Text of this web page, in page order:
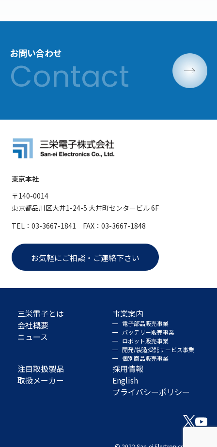
お問い合わせ
東京本社
〒140-0014
東京都品川区大井1-24-5 大井町センタービル 6F
TEL：03-3667-1841 FAX：03-3667-1848
お気軽にご相談・ご連絡下さい
三栄電子とは
会社概要
ニュース
事業案内
電子部品販売事業
バッテリー販売事業
ロボット販売事業
開発/製造受託サービス事業
個別商品販売事業
注目取扱製品
取扱メーカー
採用情報
English
プライバシーポリシー